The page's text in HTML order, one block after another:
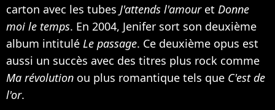
carton avec les tubes J'attends l'amouret Donne
moi le temps. En 2004, Jenifer sort son deuxième
album intitulé Le passage. Ce deuxième opus est
aussi un succès avec des titres plus rock comme
Ma révolution ou plus romantique tels que C'est de
l'or.